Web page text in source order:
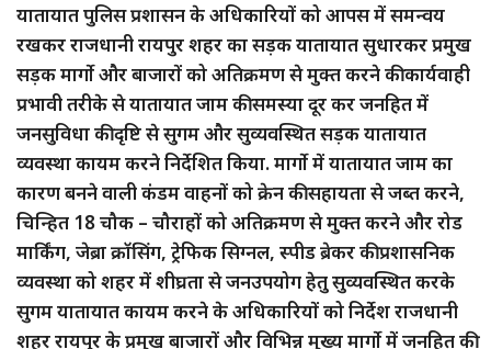
यातायात पुलिस प्रशासन के अधिकारियों को आपस में समन्वय
रखकर राजधानी रायपुर शहर का सड़क यातायात सुधारकर प्रमुख
सड़क मार्गो और बाजारों को अतिक्रमण से मुक्त करने की कार्यवाही
प्रभावी तरीके से यातायात जाम की समस्या दूर कर जनहित में
जनसुविधा की दृष्टि से सुगम और सुव्यवस्थित सड़क यातायात
व्यवस्था कायम करने निर्देशित किया. मार्गो में यातायात जाम का
कारण बनने वाली कंडम वाहनों को क्रेन की सहायता से जब्त करने,
चिन्हित 18 चौक – चौराहों को अतिक्रमण से मुक्त करने और रोड
मार्किंग, जेब्रा क्रॉसिंग, ट्रेफिक सिग्नल, स्पीड ब्रेकर की प्रशासनिक
व्यवस्था को शहर में शीघ्रता से जनउपयोग हेतु सुव्यवस्थित करके
सुगम यातायात कायम करने के अधिकारियों को निर्देश राजधानी
शहर रायपुर के प्रमुख बाजारों और विभिन्न मुख्य मार्गो में जनहित की